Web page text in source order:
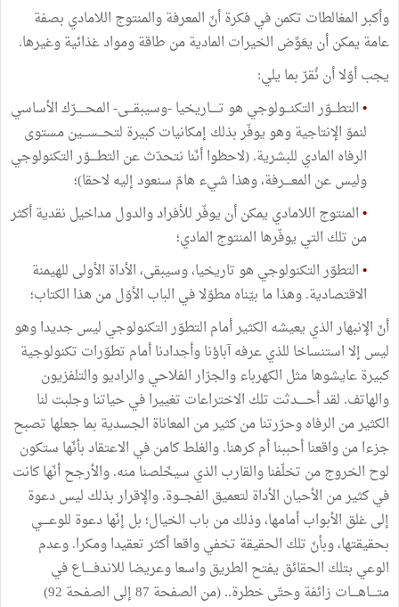
وأكبر المغالطات تكمن في فكرة أنّ المعرفة والمنتوج اللامادي بصفة
عامة يمكن أن يعَوِّض الخيرات المادية من طاقة ومواد غذائية وغيرها.
يجب أوّلا أن نُقرّ بما يلي:
•التطـــوّر التكنـــولوجي هو تـــــاريخيا -وسيبقـــى- المحـــــرّك الأساسي
لنموّ الإنتاجية وهو يوفّر بذلك إمكانيات كبيرة لتحـــســـين مستوى
الرفاه المادي للبشرية. (لاحظوا أنّنا نتحدّث عن التطــــوّر التكنولوجي
وليس عن المعــــرفة، وهذا شيء هامّ سنعود إليه لاحقا)؛
•المنتوج اللامادي يمكن أن يوفّر للأفراد والدول مداخيل نقدية أكثر
من تلك التي يوفّرها المنتوج المادي؛
•التطوّر التكنولوجي هو تاريخيا، وسيبقى، الأداة الأولى للهيمنة
الاقتصادية. وهذا ما بيّناه مطوّلا في الباب الأوّل من هذا الكتاب؛
أنّ الإنبهار الذي يعيشه الكثير أمام التطوّر التكنولوجي ليس جديدا وهو
ليس إلا استنساخا للذي عرفه آباؤنا وأجدادنا أمام تطوّرات تكنولوجية
كبيرة عايشوها مثل الكهرباء والجرّار الفلاحي والراديو والتلفزيون
والهاتف. لقد أحـــــدثت تلك الاختراعات تغييرا في حياتنا وجلبت لنا
الكثير من الرفاه وحرّرتنا من كثير من المعاناة الجسدية بما جعلها تصبح
جزءا من واقعنا أحببنا أم كرهنا. والغلط كامن في الاعتقاد بأنّها ستكون
لوح الخروج من تخلّفنا والقارب الذي سيخّلصنا منه. والأرجح أنّها كانت
في كثير من الأحيان الأداة لتعميق الفجـــوة. والإقرار بذلك ليس دعوة
إلى غلق الأبواب أمامها، وذلك من باب الخيال؛ بل إنّها دعوة للوعــــي
بحقيقتها، وبأنّ تلك الحقيقة تخفي واقعا أكثر تعقيدا ومكرا. وعدم
الوعي بتلك الحقائق يفتح الطريق واسعا وعريضا للاندفـــــاع في
متــــاهــــات زائفة وحتّى خطرة.. (من الصفحة 87 إلى الصفحة 92)